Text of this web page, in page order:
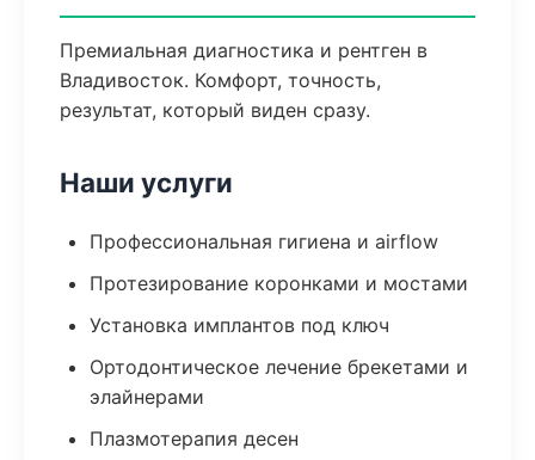
Премиальная диагностика и рентген в
Владивосток. Комфорт, точность,
результат, который виден сразу.
Наши услуги
Профессиональная гигиена и airflow
Протезирование коронками и мостами
Установка имплантов под ключ
Ортодонтическое лечение брекетами и
элайнерами
Плазмотерапия десен